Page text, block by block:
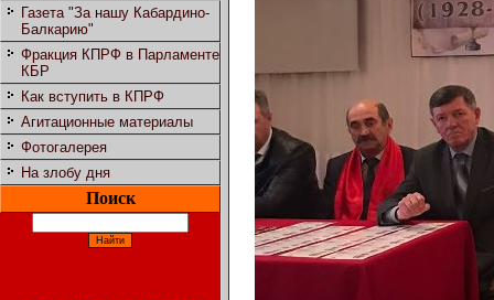
Газета "За нашу Кабардино-
Балкарию"
Фракция КПРФ в Парламенте
КБР
Как вступить в КПРФ
Агитационные материалы
Фотогалерея
На злобу дня
Поиск